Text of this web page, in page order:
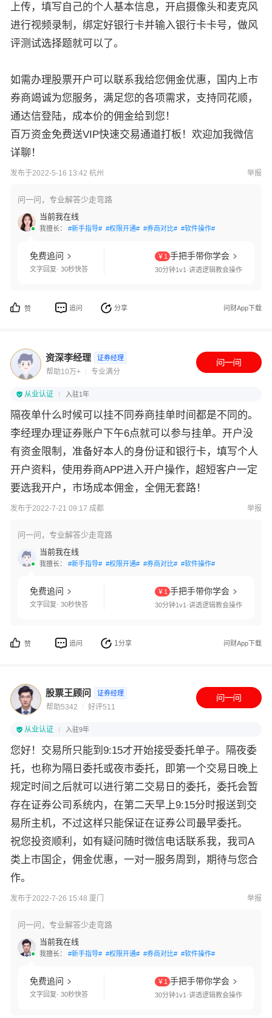
上传，填写自己的个人基本信息，开启摄像头和麦克风
进行视频录制，绑定好银行卡并输入银行卡卡号，做风
评测试选择题就可以了。
如需办理股票开户可以联系我给您佣金优惠，国内上市
券商竭诚为您服务，满足您的各项需求，支持同花顺，
通达信登陆，成本价的佣金给到您！
百万资金免费送VIP快速交易通道打板！欢迎加我微信
详聊！
发布于2022-5-16 13:42 杭州 举报
问一问，专业解答少走弯路
当前我在线
我擅长： #新手指导# #权限开通# #券商对比# #软件操作#
免费追问
文字回复· 30秒快答
￥1 手把手带你学会
30分钟1v1·讲透逻辑教会操作
赞 追问 分享 问财App下载
资深李经理 证券经理
帮助10万+ 专业满分
从业认证 入驻1年
隔夜单什么时候可以挂不同券商挂单时间都是不同的。
李经理办理证券账户下午6点就可以参与挂单。开户没
有资金限制，准备好本人的身份证和银行卡，填写个人
开户资料，使用券商APP进入开户操作，超短客户一定
要选我开户，市场成本佣金，全佣无套路！
发布于2022-7-21 09:17 成都 举报
问一问，专业解答少走弯路
当前我在线
我擅长： #新手指导# #权限开通# #券商对比# #软件操作#
免费追问
文字回复· 30秒快答
￥1 手把手带你学会
30分钟1v1·讲透逻辑教会操作
赞 追问 1分享 问财App下载
股票王顾问 证券经理
帮助5342 好评511
从业认证 入驻9年
您好！交易所只能到9:15才开始接受委托单子。隔夜委
托，也称为隔日委托或夜市委托，即第一个交易日晚上
规定时间之后就可以进行第二交易日的委托，委托会暂
存在证券公司系统内，在第二天早上9:15分时报送到交
易所主机，不过这样只能保证在证券公司最早委托。
祝您投资顺利，如有疑问随时微信电话联系我，我司A
类上市国企，佣金优惠，一对一服务周到，期待与您合
作。
发布于2022-7-26 15:48 厦门 举报
问一问，专业解答少走弯路
当前我在线
我擅长： #新手指导# #权限开通# #券商对比# #软件操作#
免费追问
文字回复· 30秒快答
￥1 手把手带你学会
30分钟1v1·讲透逻辑教会操作